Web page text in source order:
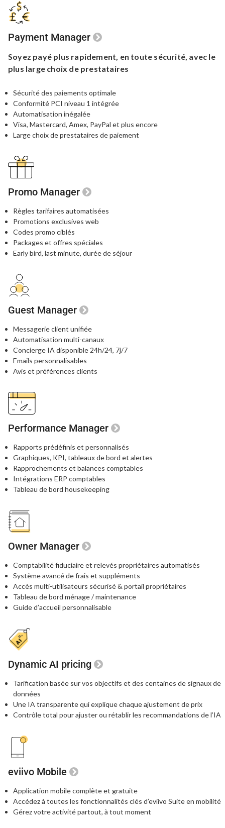
Payment Manager
Soyez payé plus rapidement, en toute sécurité, avec le
plus large choix de prestataires
Sécurité des paiements optimale
Conformité PCI niveau 1 intégrée
Automatisation inégalée
Visa, Mastercard, Amex, PayPal et plus encore
Large choix de prestataires de paiement
Promo Manager
Règles tarifaires automatisées
Promotions exclusives web
Codes promo ciblés
Packages et offres spéciales
Early bird, last minute, durée de séjour
Guest Manager
Messagerie client unifiée
Automatisation multi-canaux
Concierge IA disponible 24h/24, 7j/7
Emails personnalisables
Avis et préférences clients
Performance Manager
Rapports prédéfinis et personnalisés
Graphiques, KPI, tableaux de bord et alertes
Rapprochements et balances comptables
Intégrations ERP comptables
Tableau de bord housekeeping
Owner Manager
Comptabilité fiduciaire et relevés propriétaires automatisés
Système avancé de frais et suppléments
Accès multi-utilisateurs sécurisé& portail propriétaires
Tableau de bord ménage / maintenance
Guide d’accueil personnalisable
Dynamic AI pricing
Tarification basée sur vos objectifs et des centaines de signaux de
données
Une IA transparente qui explique chaqueajustement de prix
Contrôle total pour ajuster ou rétablir les recommandations de l’IA
eviivo Mobile
Application mobile complète et gratuite
Accédez à toutes les fonctionnalités clés d’eviivo Suite en mobilité
Gérez votre activité partout, à tout moment